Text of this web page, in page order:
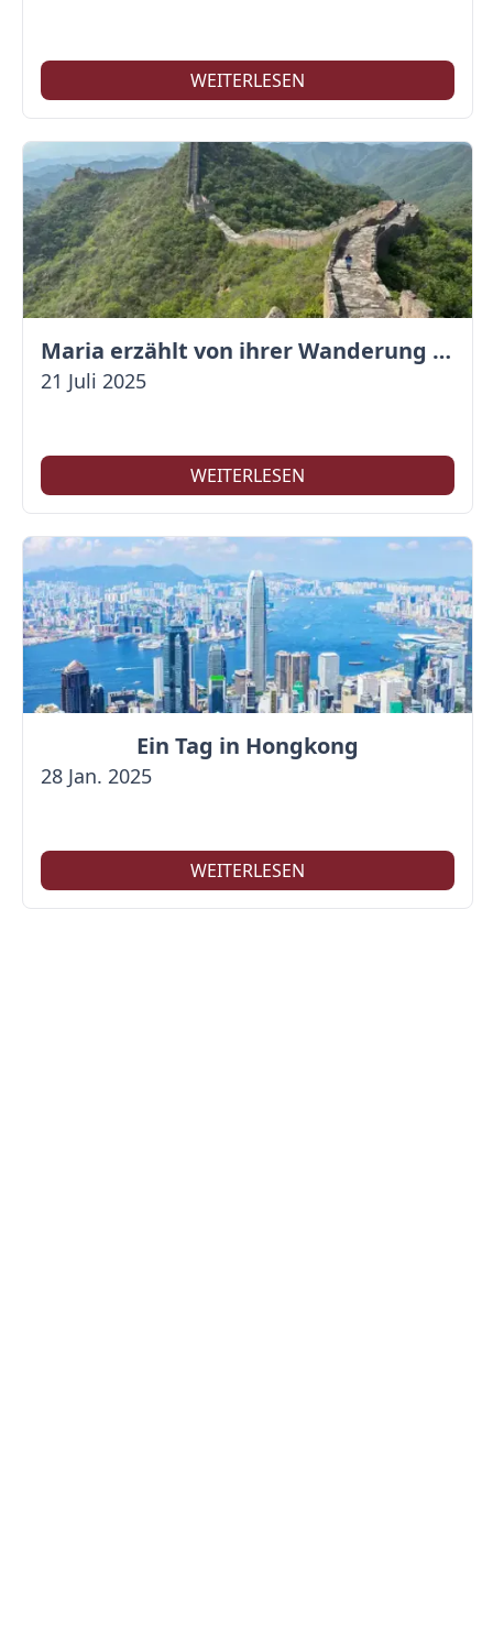
WEITERLESEN
Maria erzählt von ihrer Wanderung auf der Großen Mauer
21 Juli 2025
WEITERLESEN
Ein Tag in Hongkong
28 Jan. 2025
WEITERLESEN